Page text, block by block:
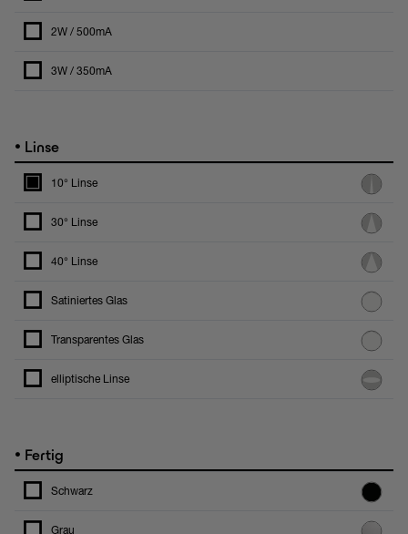
2W / 500mA
3W / 350mA
• Linse
10° Linse
30° Linse
40° Linse
Satiniertes Glas
Transparentes Glas
elliptische Linse
• Fertig
Schwarz
Grau